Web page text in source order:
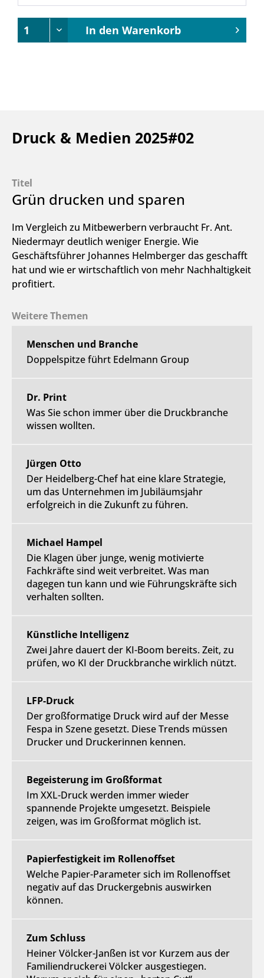
In den Warenkorb
Druck & Medien 2025#02
Titel
Grün drucken und sparen
Im Vergleich zu Mitbewerbern verbraucht Fr. Ant.
Niedermayr deutlich weniger Energie. Wie
Geschäftsführer Johannes Helmberger das geschafft
hat und wie er wirtschaftlich von mehr Nachhaltigkeit
profitiert.
Weitere Themen
Menschen und Branche
Doppelspitze führt Edelmann Group
Dr. Print
Was Sie schon immer über die Druckbranche
wissen wollten.
Jürgen Otto
Der Heidelberg-Chef hat eine klare Strategie,
um das Unternehmen im Jubiläumsjahr
erfolgreich in die Zukunft zu führen.
Michael Hampel
Die Klagen über junge, wenig motivierte
Fachkräfte sind weit verbreitet. Was man
dagegen tun kann und wie Führungskräfte sich
verhalten sollten.
Künstliche Intelligenz
Zwei Jahre dauert der KI-Boom bereits. Zeit, zu
prüfen, wo KI der Druckbranche wirklich nützt.
LFP-Druck
Der großformatige Druck wird auf der Messe
Fespa in Szene gesetzt. Diese Trends müssen
Drucker und Druckerinnen kennen.
Begeisterung im Großformat
Im XXL-Druck werden immer wieder
spannende Projekte umgesetzt. Beispiele
zeigen, was im Großformat möglich ist.
Papierfestigkeit im Rollenoffset
Welche Papier-Parameter sich im Rollenoffset
negativ auf das Druckergebnis auswirken
können.
Zum Schluss
Heiner Völcker-Janßen ist vor Kurzem aus der
Familiendruckerei Völcker ausgestiegen.